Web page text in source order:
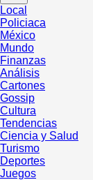
Local
Policiaca
México
Mundo
Finanzas
Análisis
Cartones
Gossip
Cultura
Tendencias
Ciencia y Salud
Turismo
Deportes
Juegos